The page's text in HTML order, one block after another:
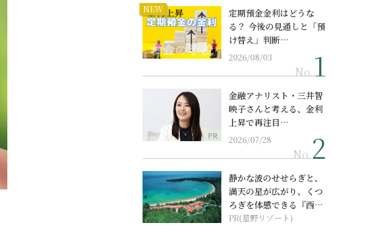
NEW
定期預金金利はどうな
る？ 今後の見通しと「預
け替え」判断…
2026/08/03
No.
PR
金融アナリスト・三井智
映子さんと考える、金利
上昇で再注目…
2026/07/28
No.
静かな波のせせらぎと、
満天の星が広がり、くつ
ろぎを体感できる『西表
島ホテル by...
PR(星野リゾート)